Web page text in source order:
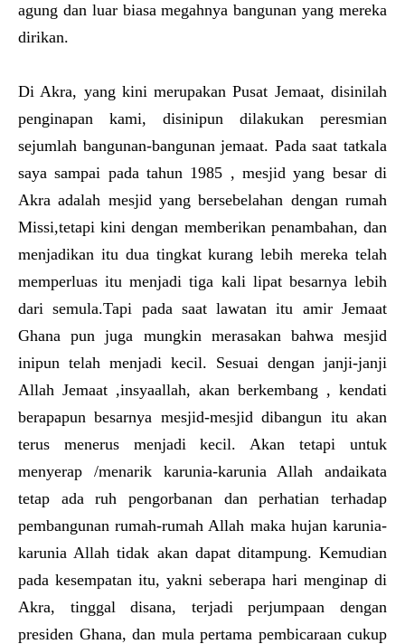
agung dan luar biasa megahnya bangunan yang mereka
dirikan.
Di Akra, yang kini merupakan Pusat Jemaat, disinilah
penginapan kami, disinipun dilakukan peresmian
sejumlah bangunan-bangunan jemaat. Pada saat tatkala
saya sampai pada tahun 1985 , mesjid yang besar di
Akra adalah mesjid yang bersebelahan dengan rumah
Missi,tetapi kini dengan memberikan penambahan, dan
menjadikan itu dua tingkat kurang lebih mereka telah
memperluas itu menjadi tiga kali lipat besarnya lebih
dari semula.Tapi pada saat lawatan itu amir Jemaat
Ghana pun juga mungkin merasakan bahwa mesjid
inipun telah menjadi kecil. Sesuai dengan janji-janji
Allah Jemaat ,insyaallah, akan berkembang , kendati
berapapun besarnya mesjid-mesjid dibangun itu akan
terus menerus menjadi kecil. Akan tetapi untuk
menyerap /menarik karunia-karunia Allah andaikata
tetap ada ruh pengorbanan dan perhatian terhadap
pembangunan rumah-rumah Allah maka hujan karunia-
karunia Allah tidak akan dapat ditampung. Kemudian
pada kesempatan itu, yakni seberapa hari menginap di
Akra, tinggal disana, terjadi perjumpaan dengan
presiden Ghana, dan mula pertama pembicaraan cukup